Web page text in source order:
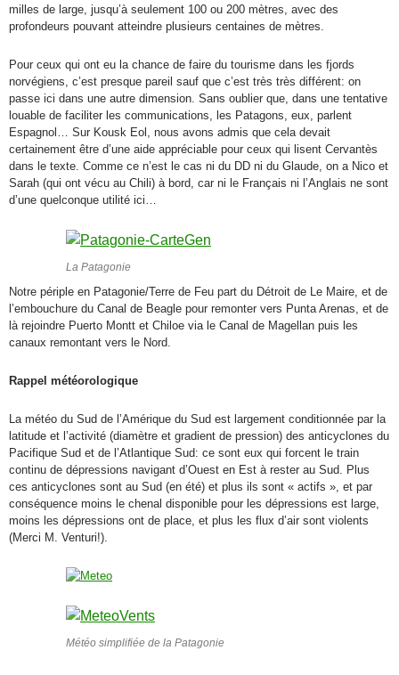
milles de large, jusqu’à seulement 100 ou 200 mètres, avec des
profondeurs pouvant atteindre plusieurs centaines de mètres.
Pour ceux qui ont eu la chance de faire du tourisme dans les fjords
norvégiens, c’est presque pareil sauf que c’est très très différent: on
passe ici dans une autre dimension. Sans oublier que, dans une tentative
louable de faciliter les communications, les Patagons, eux, parlent
Espagnol… Sur Kousk Eol, nous avons admis que cela devait
certainement être d’une aide appréciable pour ceux qui lisent Cervantès
dans le texte. Comme ce n’est le cas ni du DD ni du Glaude, on a Nico et
Sarah (qui ont vécu au Chili) à bord, car ni le Français ni l’Anglais ne sont
d’une quelconque utilité ici…
La Patagonie
Notre périple en Patagonie/Terre de Feu part du Détroit de Le Maire, et de
l’embouchure du Canal de Beagle pour remonter vers Punta Arenas, et de
là rejoindre Puerto Montt et Chiloe via le Canal de Magellan puis les
canaux remontant vers le Nord.
Rappel météorologique
La météo du Sud de l’Amérique du Sud est largement conditionnée par la
latitude et l’activité (diamètre et gradient de pression) des anticyclones du
Pacifique Sud et de l’Atlantique Sud: ce sont eux qui forcent le train
continu de dépressions navigant d’Ouest en Est à rester au Sud. Plus
ces anticyclones sont au Sud (en été) et plus ils sont « actifs », et par
conséquence moins le chenal disponible pour les dépressions est large,
moins les dépressions ont de place, et plus les flux d’air sont violents
(Merci M. Venturi!).
Météo simplifiée de la Patagonie